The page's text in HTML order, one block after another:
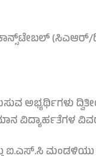
(ಸಿಎಆರ್/
ಅಭ್ಯರ್ಥಿಗಳು
ವಿದ್ಯಾರ್ಹತೆಗಳ
ಐ.ಎಸ್.ಸಿ ಮಂಡಳಿಯು